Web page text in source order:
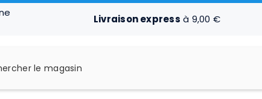
Livraison express à 9,00 €